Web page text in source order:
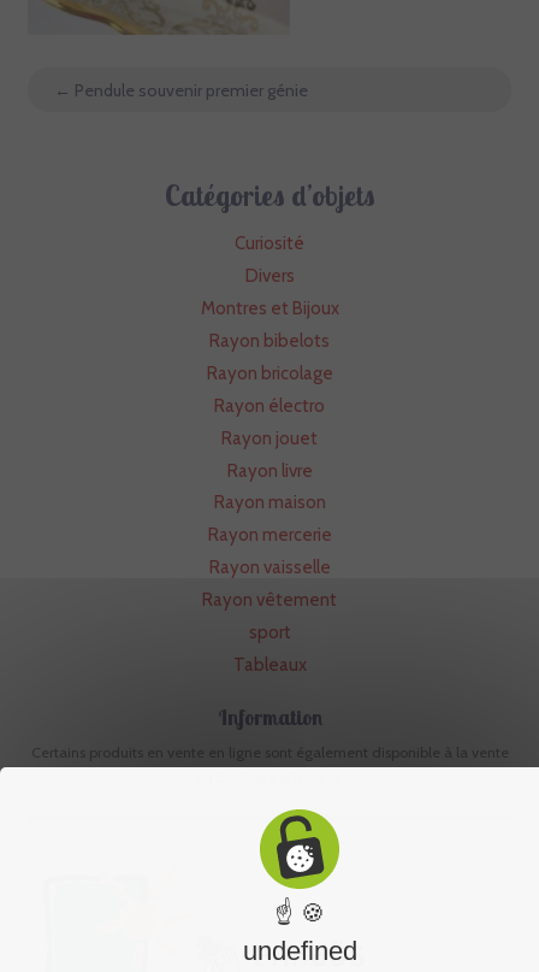
← Pendule souvenir premier génie
Catégories d’objets
Curiosité
Divers
Montres et Bijoux
Rayon bibelots
Rayon bricolage
Rayon électro
Rayon jouet
Rayon livre
Rayon maison
Rayon mercerie
Rayon vaisselle
Rayon vêtement
sport
Tableaux
Information
Certains produits en vente en ligne sont également disponible à la vente
☝ 🍪
undefined